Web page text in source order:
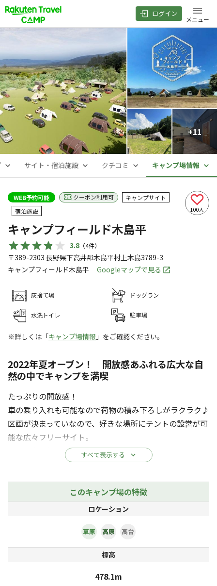
ログイン
メニュー
+11
サイト・宿泊施設 クチコミ キャンプ場情報
WEB予約可能 クーポン利用可
キャンプサイト
宿泊施設
100人
キャンプフィールド木島平
3.8 （4件）
〒389-2303 長野県下高井郡木島平村上木島3789-3
キャンプフィールド木島平
Googleマップで見る
灰捨て場 ドッグラン
水洗トイレ 駐車場
※詳しくは「キャンプ場情報 」をご確認ください。
2022年夏オープン！ 開放感あふれる広大な自
然の中でキャンプを満喫
たっぷりの開放感！
車の乗り入れも可能なので荷物の積み下ろしがラクラク♪
区画が決まっていなので、好きな場所にテントの設営が可
能な広々フリーサイト。
また、大自然ならではの風景が目の前に広がっているため
運が良ければ雲海も見れるかも？
そして、テントがなくても安心！お風呂やキッチン付きの
1棟貸しなのでグループでの宿泊がお得！
すべて表示する
このキャンプ場の特徴
ロケーション
草原 高原 高台
標高
478.1m